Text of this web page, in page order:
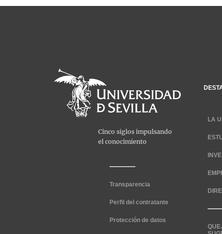
Transparencia
Perfil del contratante
Protección de datos
LA